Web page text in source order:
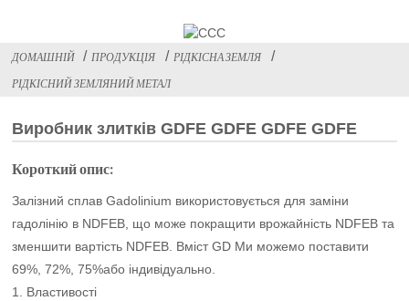
ДОМАШНІЙ ПРОДУКЦІЯ
РІДКІСНА ЗЕМЛЯ
РІДКІСНИЙ ЗЕМЛЯНИЙ МЕТАЛ
Виробник злитків GDFE GDFE GDFE GDFE
Короткий опис:
Залізний сплав Gadolinium використовується для заміни
гадолінію в NDFEB, що може покращити врожайність NDFEB та
зменшити вартість NDFEB. Вміст GD Ми можемо поставити
69%, 72%, 75%або індивідуально.
1. Властивості